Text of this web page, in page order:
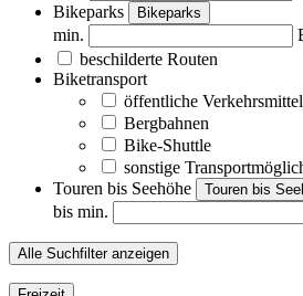
Bikeparks
Bikeparks
min.
beschilderte Routen
Biketransport
öffentliche Verkehrsmittel
Bergbahnen
Bike-Shuttle
sonstige
Touren bis Seehöhe
Touren bis
bis min.
Alle Suchfilter anzeigen